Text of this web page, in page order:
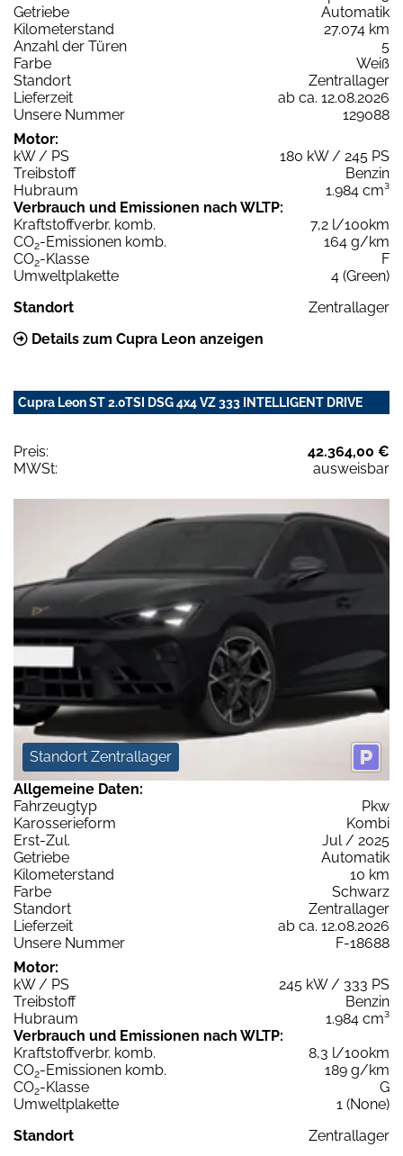
Getriebe
Automatik
Kilometerstand
27.074 km
Anzahl der Türen
5
Farbe
Weiß
Standort
Zentrallager
Lieferzeit
ab ca. 12.08.2026
Unsere Nummer
129088
Motor:
kW / PS
180 kW / 245 PS
Treibstoff
Benzin
Hubraum
1.984 cm³
Verbrauch und Emissionen nach WLTP:
Kraftstoffverbr. komb.
7,2 l/100km
CO2-Emissionen komb.
164 g/km
CO2-Klasse
F
Umweltplakette
4 (Green)
Standort
Zentrallager
Details zum Cupra Leon anzeigen
Cupra Leon ST 2.0TSI DSG 4x4 VZ 333 INTELLIGENT DRIVE
Preis:
42.364,00 €
MWSt:
ausweisbar
Standort Zentrallager
Allgemeine Daten:
Fahrzeugtyp
Pkw
Karosserieform
Kombi
Erst-Zul.
Jul / 2025
Getriebe
Automatik
Kilometerstand
10 km
Farbe
Schwarz
Standort
Zentrallager
Lieferzeit
ab ca. 12.08.2026
Unsere Nummer
F-18688
Motor:
kW / PS
245 kW / 333 PS
Treibstoff
Benzin
Hubraum
1.984 cm³
Verbrauch und Emissionen nach WLTP:
Kraftstoffverbr. komb.
8,3 l/100km
CO2-Emissionen komb.
189 g/km
CO2-Klasse
G
Umweltplakette
1 (None)
Standort
Zentrallager